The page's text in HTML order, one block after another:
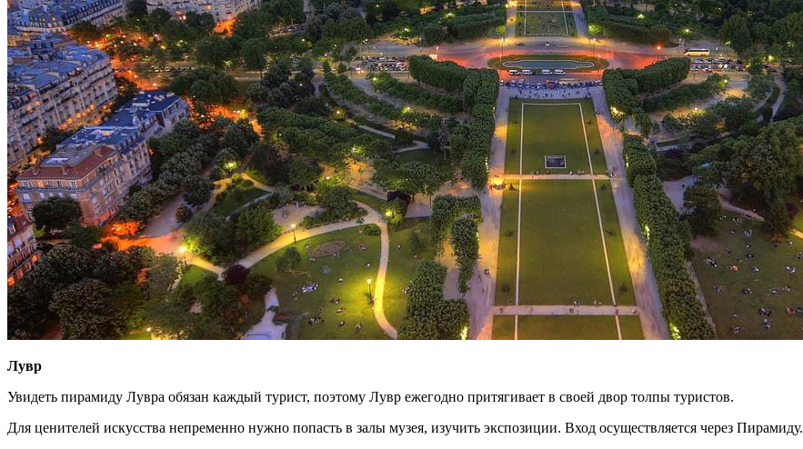
Лувр
Увидеть пирамиду Лувра обязан каждый турист, поэтому Лувр ежегодно притягивает в своей двор толпы туристов.
Для ценителей искусства непременно нужно попасть в залы музея, изучить экспозиции. Вход осуществляется через Пирамиду.